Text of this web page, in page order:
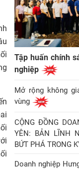
Tập huấn chính
nghiệp
Mở rộng không
vùng
CỘNG ĐỒNG
YÊN: BẢN LĨNH
BỨT PHÁ TRONG
Doanh nghiệp